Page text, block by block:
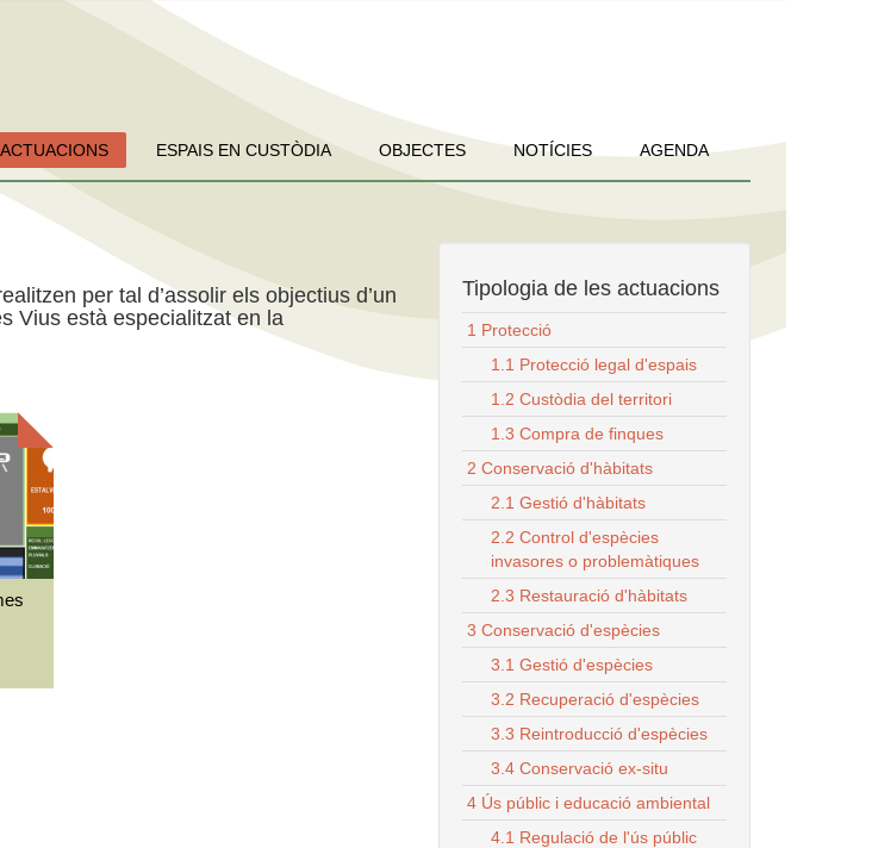
ACTUACIONS ESPAIS EN CUSTÒDIA OBJECTES NOTÍCIES AGENDA
per tal d’assolir els objectius d’un
Vius està especialitzat en la
Tipologia de les actuacions
1 Protecció
1.1 Protecció legal d'espais
1.2 Custòdia del territori
1.3 Compra de finques
2 Conservació d'hàbitats
2.1 Gestió d'hàbitats
2.2 Control d'espècies
invasores o problemàtiques
2.3 Restauració d'hàbitats
3 Conservació d'espècies
3.1 Gestió d'espècies
3.2 Recuperació d'espècies
3.3 Reintroducció d'espècies
3.4 Conservació ex-situ
4 Ús públic i educació ambiental
4.1 Regulació de l'ús públic